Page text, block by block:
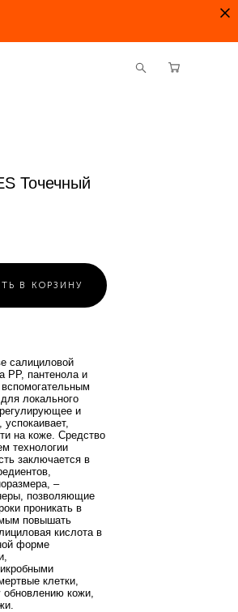
Точечный
В КОРЗИНУ
салициловой
РР, пантенола и
локального
и
успокаивает,
на коже. Средство
технологии
заключается в
–
позволяющие
проникать в
повышать
кислота в
форме
клетки,
обновлению кожи,